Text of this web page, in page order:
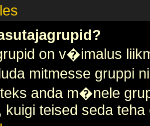
on v�imalus
mitmesse gruppi
anda m�nele
kuigi teised seda teha